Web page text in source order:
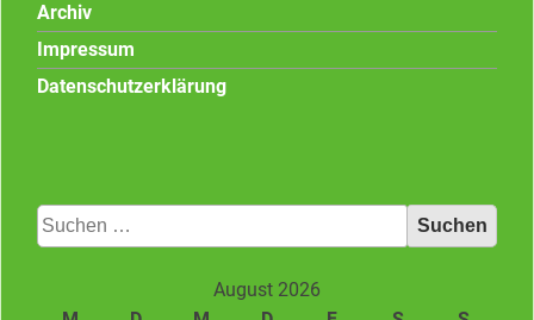
Archiv
Impressum
Datenschutzerklärung
Suchen
nach:
August 2026